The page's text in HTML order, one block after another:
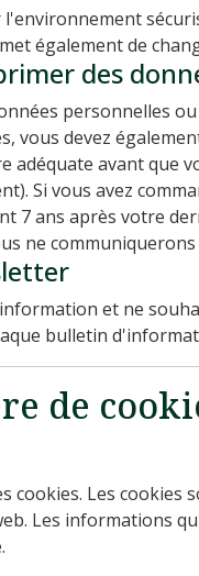
également de
des
personnelles
vous devez
adéquate avant que
Si vous avez
7 ans après votre
ne
et ne
bulletin
de
cookies. Les
Les informations